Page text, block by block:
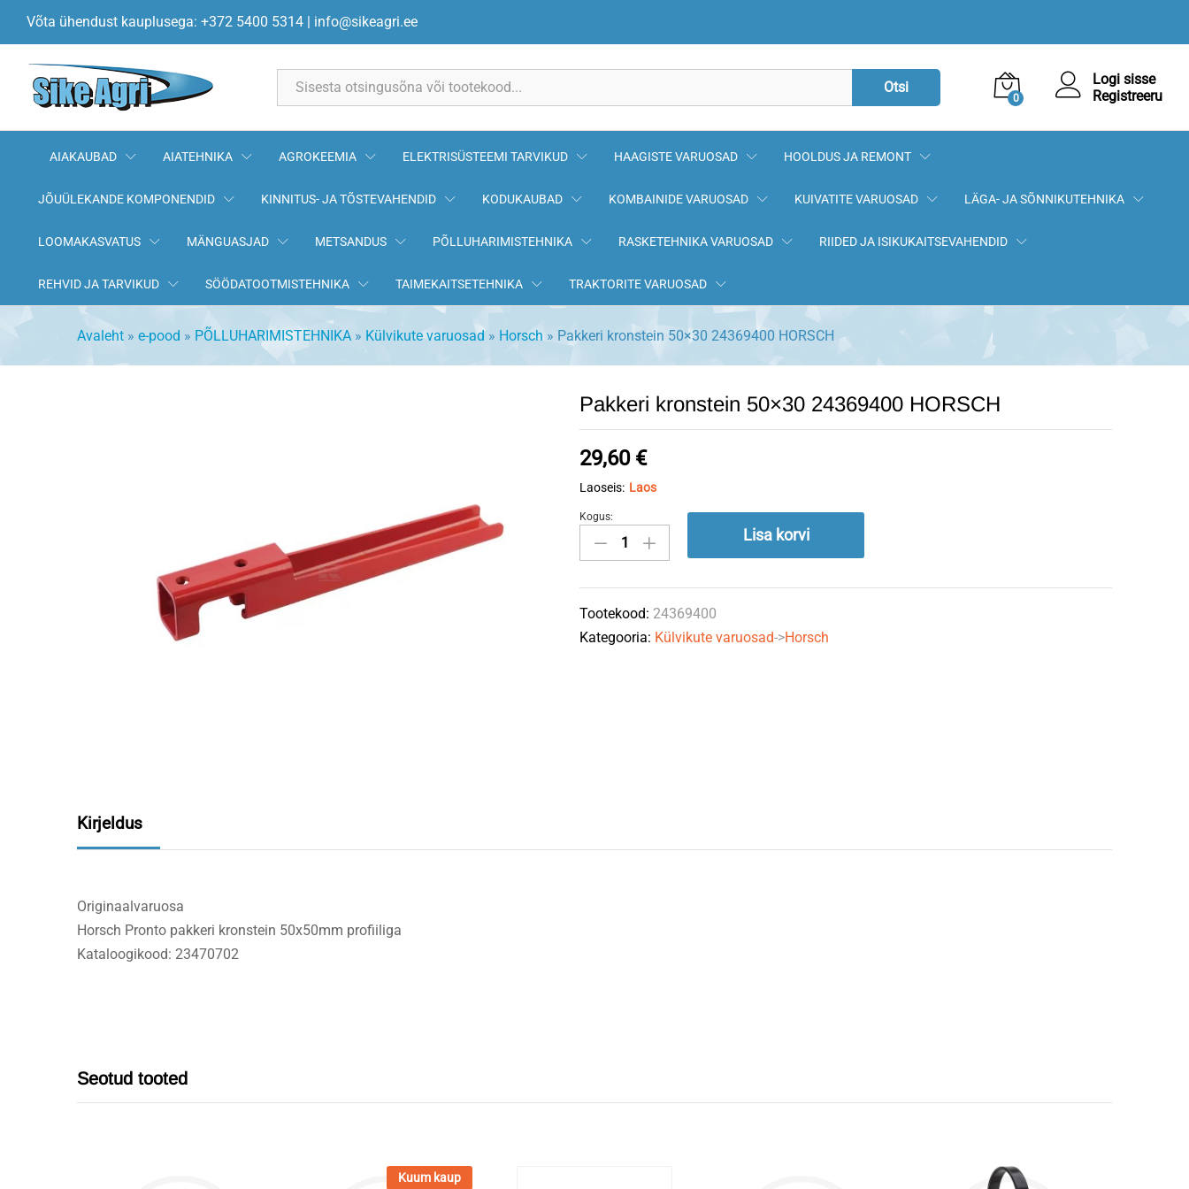
Võta ühendust kauplusega: +372 5400 5314 | info@sikeagri.ee
Otsi
0
Logi sisse
Registreeru
AIAKAUBAD AIATEHNIKA AGROKEEMIA ELEKTRISÜSTEEMI TARVIKUD HAAGISTE VARUOSAD HOOLDUS JA REMONT
JÕUÜLEKANDE KOMPONENDID KINNITUS- JA TÕSTEVAHENDID KODUKAUBAD KOMBAINIDE VARUOSAD KUIVATITE VARUOSAD LÄGA- JA SÕNNIKUTEHNIKA
LOOMAKASVATUS MÄNGUASJAD METSANDUS PÕLLUHARIMISTEHNIKA RASKETEHNIKA VARUOSAD RIIDED JA ISIKUKAITSEVAHENDID
REHVID JA TARVIKUD SÖÖDATOOTMISTEHNIKA TAIMEKAITSETEHNIKA TRAKTORITE VARUOSAD
Avaleht » e-pood » PÕLLUHARIMISTEHNIKA » Külvikute varuosad» Horsch » Pakkeri kronstein 50×30 24369400 HORSCH
Pakkeri kronstein 50×30 24369400 HORSCH
29,60 €
Laoseis: Laos
Pakkeri
kronstein
24369400
HORSCH
quantity
Kogus:
Lisa korvi
Tootekood: 24369400
Kategooria: Külvikute varuosad->Horsch
Kirjeldus
Originaalvaruosa
Horsch Pronto pakkeri kronstein 50x50mm profiiliga
Kataloogikood: 23470702
Seotud tooted
Kuum kaup
Kirjeldus